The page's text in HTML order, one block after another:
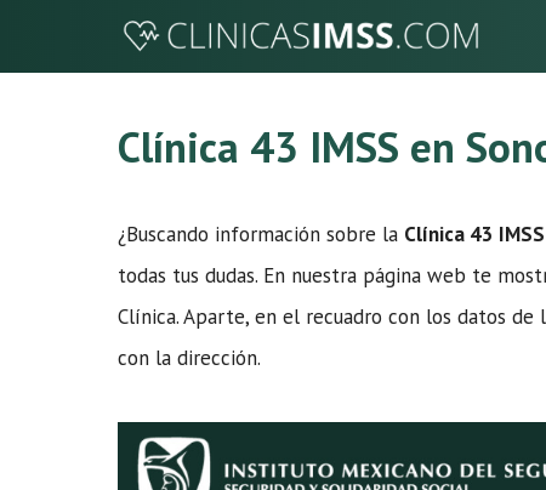
Clínica 43 IMSS en
¿Buscando información sobre la Clínica 43
todas tus dudas. En nuestra página web te
Clínica. Aparte, en el recuadro con los datos
con la dirección.